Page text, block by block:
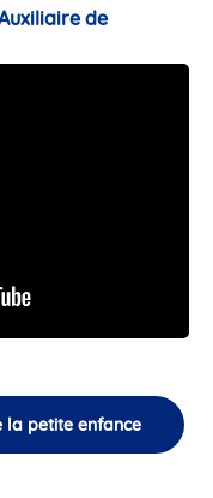
de
la petite enfance